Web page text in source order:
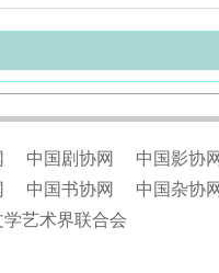
中国剧协网
中国影协
中国书协网
中国杂协
艺术界联合会